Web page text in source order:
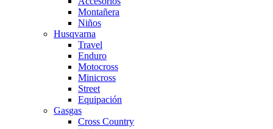
Montañera
Niños
Husqvarna
Travel
Enduro
Motocross
Minicross
Street
Equipación
Gasgas
Cross Country